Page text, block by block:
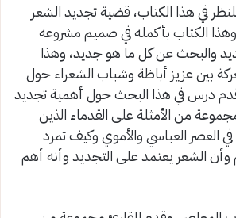
في هذا الكتاب، قضية تجديد الشعر
الكتاب بأكمله في صميم مشروعه
والبحث عن كل ما هو جديد، وهذا
بين عزيز أباظة وشباب الشعراء حول
قدم درس في هذا البحث حول أهمية تجديد
من الأمثلة على القدماء الذين
العصر العباسي والأموي وكيف تمرد
الشعر يعتمد على التجديد وأنه أهم